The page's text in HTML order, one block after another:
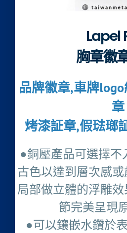
Lapel
胸章徽
品牌徽章,車牌
章
烤漆証章,假琺瑯
●銅壓產品可選擇不
古色以達到層次感
局部做立體的浮雕
節完美呈現
●可以鑲嵌水鑽於